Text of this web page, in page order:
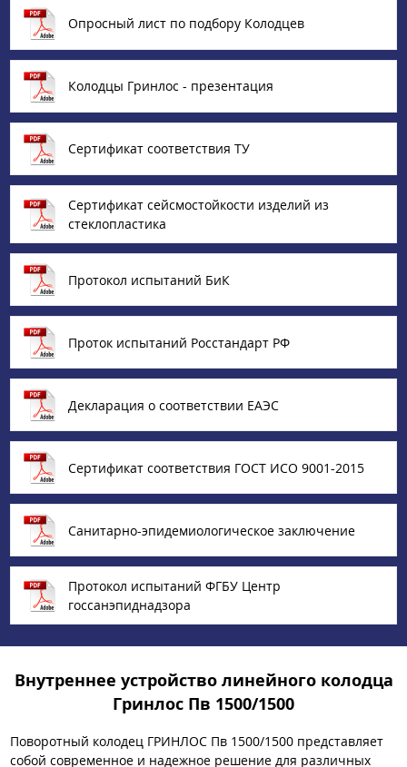
Опросный лист по подбору Колодцев
Колодцы Гринлос - презентация
Сертификат соответствия ТУ
Сертификат сейсмостойкости изделий из
стеклопластика
Протокол испытаний БиК
Проток испытаний Росстандарт РФ
Декларация о соответствии ЕАЭС
Сертификат соответствия ГОСТ ИСО 9001-2015
Санитарно-эпидемиологическое заключение
Протокол испытаний ФГБУ Центр
госсанэпиднадзора
Внутреннее устройство линейного колодца
Гринлос Пв 1500/1500
Поворотный колодец ГРИНЛОС Пв 1500/1500 представляет
собой современное и надежное решение для различных